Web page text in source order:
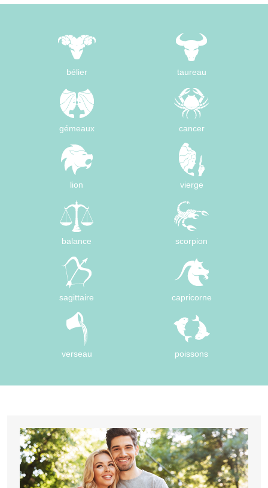
bélier taureau
gémeaux cancer
lion vierge
balance scorpion
sagittaire capricorne
verseau poissons